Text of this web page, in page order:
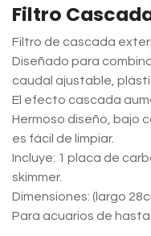
Filtro
Filtro de cascada
Diseñado para
caudal ajustable,
El efecto cascada
Hermoso diseño, bajo
es fácil de limpiar.
Incluye: 1 placa de
skimmer.
Dimensiones: (largo
Para acuarios de hasta